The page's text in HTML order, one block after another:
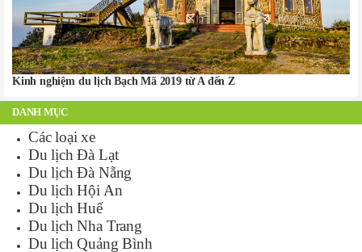
Kinh nghiệm du lịch Bạch Mã 2019 từ A đến Z
DANH MỤC
Các loại xe
Du lịch Đà Lạt
Du lịch Đà Nẵng
Du lịch Hội An
Du lịch Huế
Du lịch Nha Trang
Du lịch Quảng Bình